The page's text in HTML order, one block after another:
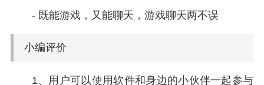
- 既能游戏，又能聊天，游戏聊天两不误
小编评价
1、用户可以使用软件和身边的小伙伴一起参与